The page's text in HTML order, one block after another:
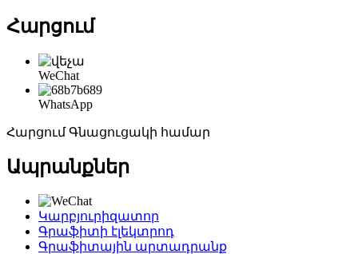
Հարցում
WeChat
WhatsApp
Հարցում Գնացուցակի համար
Ապրանքներ
Կարբյուրիզատոր
Գրաֆիտի էլեկտրոդ
Գրաֆիտային արտադրանք